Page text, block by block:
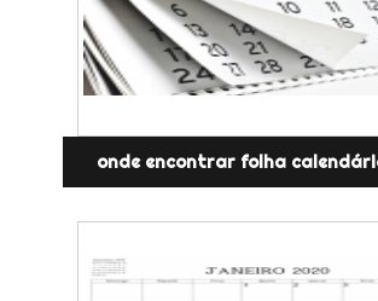
onde encontrar folha